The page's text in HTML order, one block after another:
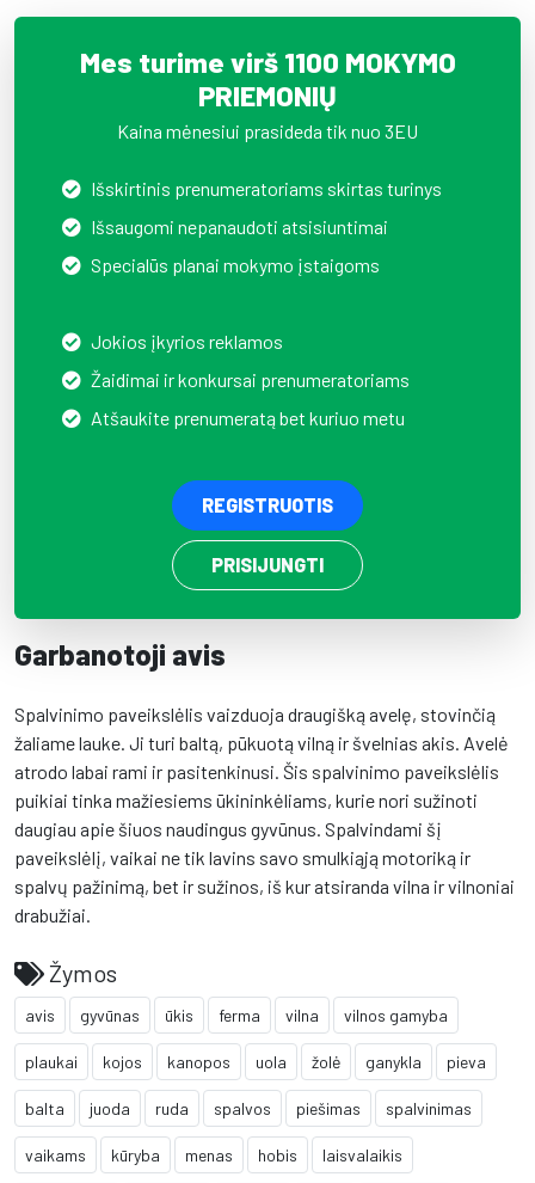
Mes turime virš 1100 MOKYMO
PRIEMONIŲ
Kaina mėnesiui prasideda tik nuo 3EU
Išskirtinis prenumeratoriams skirtas turinys
Išsaugomi nepanaudoti atsisiuntimai
Specialūs planai mokymo įstaigoms
Jokios įkyrios reklamos
Žaidimai ir konkursai prenumeratoriams
Atšaukite prenumeratą bet kuriuo metu
REGISTRUOTIS
PRISIJUNGTI
Garbanotoji avis
Spalvinimo paveikslėlis vaizduoja draugišką avelę, stovinčią
žaliame lauke. Ji turi baltą, pūkuotą vilną ir švelnias akis. Avelė
atrodo labai rami ir pasitenkinusi. Šis spalvinimo paveikslėlis
puikiai tinka mažiesiems ūkininkėliams, kurie nori sužinoti
daugiau apie šiuos naudingus gyvūnus. Spalvindami šį
paveikslėlį, vaikai ne tik lavins savo smulkiąją motoriką ir
spalvų pažinimą, bet ir sužinos, iš kur atsiranda vilna ir vilnoniai
drabužiai.
Žymos
avis gyvūnas ūkis ferma vilna vilnos gamyba
plaukai kojos kanopos uola žolė ganykla pieva
balta juoda ruda spalvos piešimas spalvinimas
vaikams kūryba menas hobis laisvalaikis